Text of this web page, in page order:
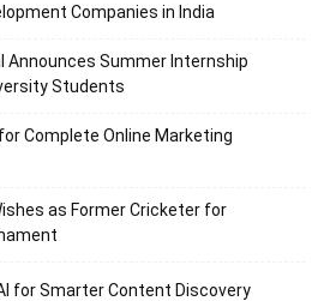
Companies in India
Announces Summer Internship
Students
Complete Online Marketing
as Former Cricketer for
for Smarter Content Discovery